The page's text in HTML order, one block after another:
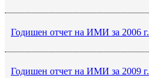
Годишен отчет на ИМИ за 2006 г.
Годишен отчет на ИМИ за 2009 г.